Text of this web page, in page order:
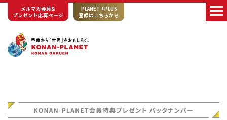
メルマガ会員&
プレゼント応募ページ
PLANET +PLUS
登録はこちらから